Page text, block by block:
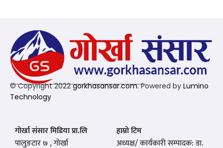
© Copyright 2022gorkhasansar.com. Powered by Lumino
Technology
गोर्खा संसार मिडिया प्रा.लि
पालुङटार ७ , गोर्खा
हाम्रो टिम
अध्यक्ष/ कार्यकारी सम्पादक: डा.